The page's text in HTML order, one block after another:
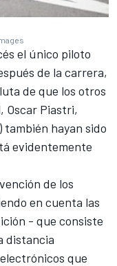
el único piloto
de la carrera,
de que los otros
Oscar Piastri,
) también hayan sido
evidentemente
de los
en cuenta las
- que consiste
distancia
que